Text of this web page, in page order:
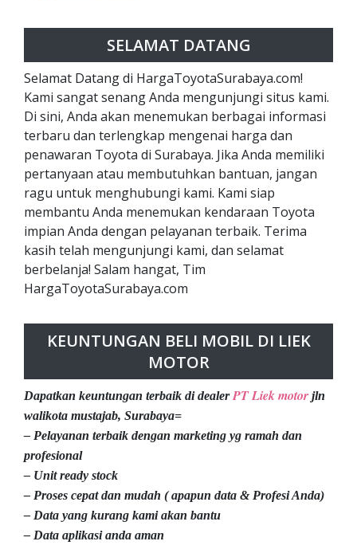
SELAMAT DATANG
Selamat Datang di HargaToyotaSurabaya.com!
Kami sangat senang Anda mengunjungi situs kami.
Di sini, Anda akan menemukan berbagai informasi
terbaru dan terlengkap mengenai harga dan
penawaran Toyota di Surabaya. Jika Anda memiliki
pertanyaan atau membutuhkan bantuan, jangan
ragu untuk menghubungi kami. Kami siap
membantu Anda menemukan kendaraan Toyota
impian Anda dengan pelayanan terbaik. Terima
kasih telah mengunjungi kami, dan selamat
berbelanja! Salam hangat, Tim
HargaToyotaSurabaya.com
KEUNTUNGAN BELI MOBIL DI LIEK
MOTOR
Dapatkan keuntungan terbaik di dealerPT Liek motor jln
walikota mustajab, Surabaya=
– Pelayanan terbaik dengan marketing yg ramah dan
profesional
– Unit ready stock
– Proses cepat dan mudah ( apapun data & Profesi Anda)
– Data yang kurang kami akan bantu
– Data aplikasi anda aman